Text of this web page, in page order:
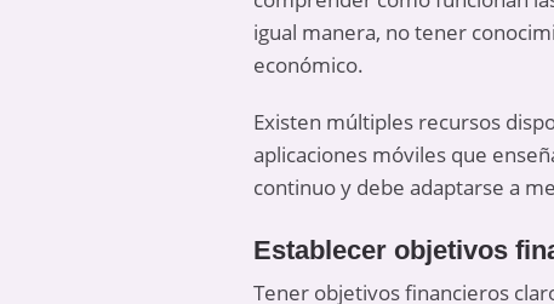
igual manera, no tener
económico.
Existen múltiples recursos
aplicaciones móviles que
continuo y debe adaptarse a
Establecer objetivos
Tener objetivos financieros